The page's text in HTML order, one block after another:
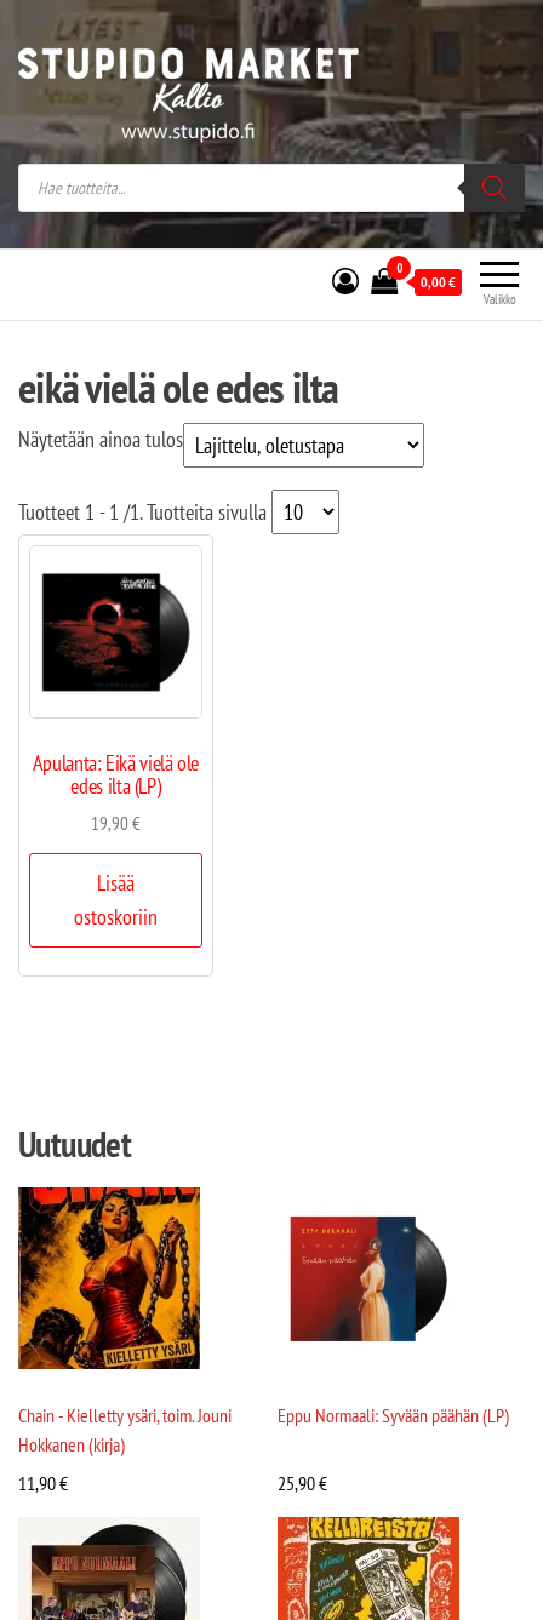
Stupido Market – verkossa ja kivijalassa
Stupido Market on vaihtoehtomusaan
erikoistunut verkko- sekä
kivijalkakauppa Helsingissä Kallion
sydämessä.
Valikko
0
0,00€
eikä vielä ole edes ilta
Näytetään ainoa tulos
Tuotteet 1 - 1 /1. Tuotteita sivulla
Apulanta: Eikä vielä ole
edes ilta (LP)
19,90€
Lisää
ostoskoriin
Uutuudet
Chain - Kielletty ysäri, toim. Jouni
Hokkanen (kirja)
11,90€
Eppu Normaali: Syvään päähän (LP)
25,90€